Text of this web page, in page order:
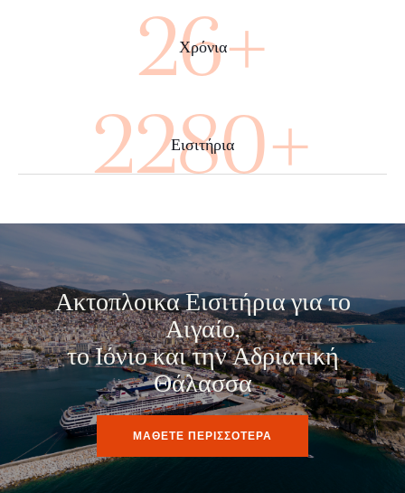
43+
Χρόνια
3840+
Εισιτήρια
Ακτοπλοικα Εισιτήρια για το
Αιγαίο,
το Ιόνιο και την Αδριατική
Θάλασσα
ΜΑΘΕΤΕ ΠΕΡΙΣΣΟΤΕΡΑ